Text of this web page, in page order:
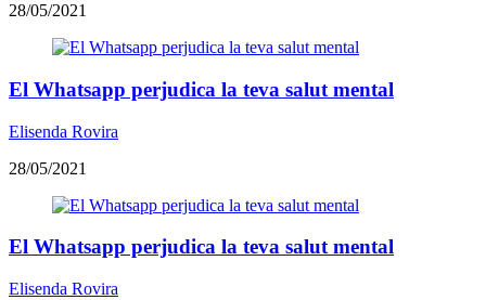
28/05/2021
El Whatsapp perjudica la teva salut mental
Elisenda Rovira
28/05/2021
El Whatsapp perjudica la teva salut mental
Elisenda Rovira